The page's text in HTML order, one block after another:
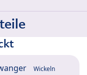
Wickeln